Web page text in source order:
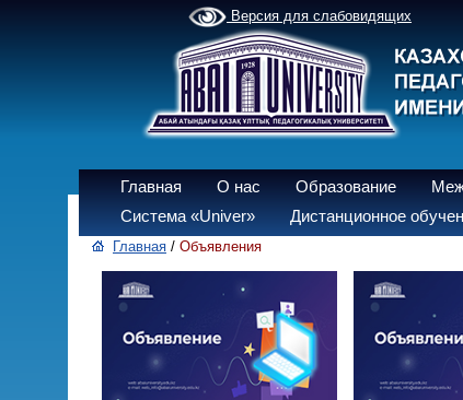
Версия для слабовидящих
Главная О нас Образование
Система «Univer»
Дистанционное
Главная / Объявления